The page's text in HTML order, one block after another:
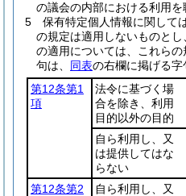
の議会の内部における利用を
5
保有特定個人情報に関しては
の規定は適用しないものとし
の適用については、これらの
句は、 同表の右欄に掲げる字
第12条第1
項
法令に基づく場
合を除き、利用
目的以外の目的
自ら利用し、又
は提供してはな
らない
第12条第2
自ら利用し、又